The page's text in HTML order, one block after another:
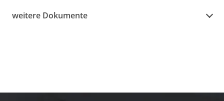
weitere Dokumente